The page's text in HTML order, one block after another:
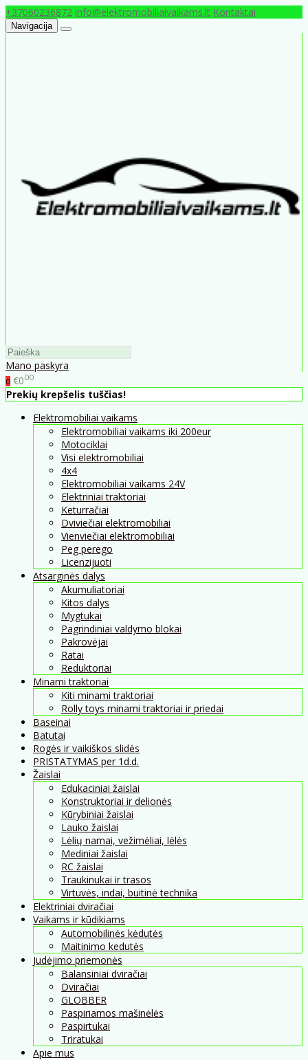
+37060236872 info@elektromobiliaivaikams.lt Kontaktai
Navigacija
Mano paskyra
0 €000
Prekių krepšelis tuščias!
Elektromobiliai vaikams
Elektromobiliai vaikams iki 200eur
Motociklai
Visi elektromobiliai
4x4
Elektromobiliai vaikams 24V
Elektriniai traktoriai
Keturračiai
Dviviečiai elektromobiliai
Vienviečiai elektromobiliai
Peg perego
Licenzijuoti
Atsarginės dalys
Akumuliatoriai
Kitos dalys
Mygtukai
Pagrindiniai valdymo blokai
Pakrovėjai
Ratai
Reduktoriai
Minami traktoriai
Kiti minami traktoriai
Rolly toys minami traktoriai ir priedai
Baseinai
Batutai
Rogės ir vaikiškos slidės
PRISTATYMAS per 1d.d.
Žaislai
Edukaciniai žaislai
Konstruktoriai ir delionės
Kūrybiniai žaislai
Lauko žaislai
Lėlių namai, vežimėliai, lėlės
Mediniai žaislai
RC žaislai
Traukinukai ir trasos
Virtuvės, indai, buitinė technika
Elektriniai dviračiai
Vaikams ir kūdikiams
Automobilinės kėdutės
Maitinimo kedutės
Judėjimo priemonės
Balansiniai dviračiai
Dviračiai
GLOBBER
Paspiriamos mašinėlės
Paspirtukai
Triratukai
Apie mus